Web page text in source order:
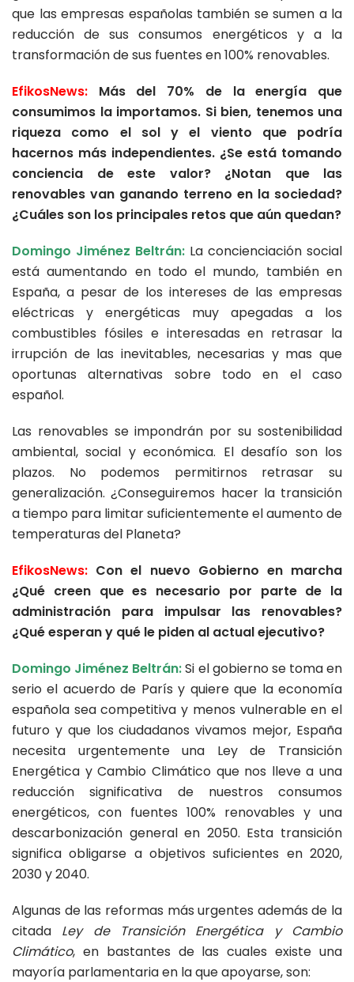
que las empresas españolas también se sumen a la
reducción de sus consumos energéticos y a la
transformación de sus fuentes en 100% renovables.
EfikosNews:
Más del 70% de la energía que
consumimos la importamos. Si bien, tenemos una
riqueza como el sol y el viento que podría
hacernos más independientes. ¿Se está tomando
conciencia de este valor? ¿Notan que las
renovables van ganando terreno en la sociedad?
¿Cuáles son los principales retos que aún quedan?
Domingo Jiménez Beltrán: La concienciación social
está aumentando en todo el mundo, también en
España, a pesar de los intereses de las empresas
eléctricas y energéticas muy apegadas a los
combustibles fósiles e interesadas en retrasar la
irrupción de las inevitables, necesarias y mas que
oportunas alternativas sobre todo en el caso
español.
Las renovables se impondrán por su sostenibilidad
ambiental, social y económica. El desafío son los
plazos. No podemos permitirnos retrasar su
generalización. ¿Conseguiremos hacer la transición
a tiempo para limitar suficientemente el aumento de
temperaturas del Planeta?
EfikosNews: Con el nuevo Gobierno en marcha
¿Qué creen que es necesario por parte de la
administración para impulsar las renovables?
¿Qué esperan y qué le piden al actual ejecutivo?
Domingo Jiménez Beltrán:Si el gobierno se toma en
serio el acuerdo de París y quiere que la economía
española sea competitiva y menos vulnerable en el
futuro y que los ciudadanos vivamos mejor, España
necesita urgentemente una Ley de Transición
Energética y Cambio Climático que nos lleve a una
reducción significativa de nuestros consumos
energéticos, con fuentes 100% renovables y una
descarbonización general en 2050. Esta transición
significa obligarse a objetivos suficientes en 2020,
2030 y 2040.
Algunas de las reformas más urgentes además de la
citada Ley de Transición Energética y Cambio
Climático, en bastantes de las cuales existe una
mayoría parlamentaria en la que apoyarse, son: